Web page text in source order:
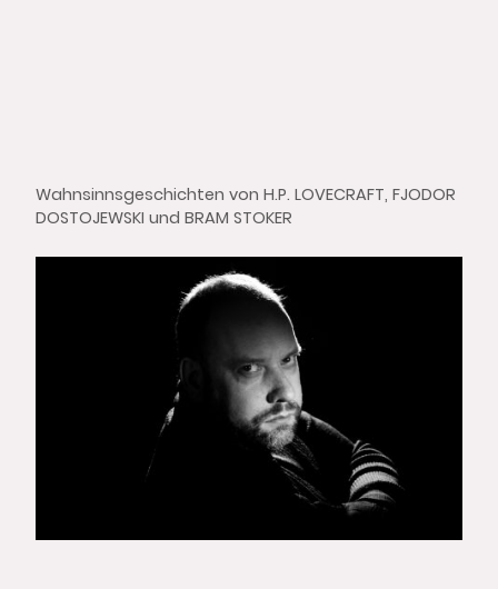
Wahnsinnsgeschichten von H.P. LOVECRAFT, FJODOR
DOSTOJEWSKI und BRAM STOKER